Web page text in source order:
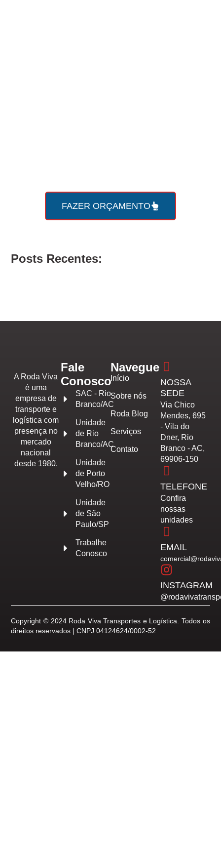
FAZER ORÇAMENTO
Posts Recentes:
A Roda Viva
é uma
empresa de
transporte e
logística com
presença no
mercado
nacional
desde 1980.
Fale
Conosco
SAC - Rio
Branco/AC
Unidade
de Rio
Branco/AC
Unidade
de Porto
Velho/RO
Unidade
de São
Paulo/SP
Trabalhe
Conosco
Navegue
Início
Sobre nós
Roda Blog
Serviços
Contato
NOSSA
SEDE
Via Chico
Mendes, 695
- Vila do
Dner, Rio
Branco - AC,
69906-150
TELEFONE
Confira
nossas
unidades
EMAIL
INSTAGRAM
Copyright © 2024 Roda Viva Transportes e Logística. Todos os
direitos reservados | CNPJ 04124624/0002-52